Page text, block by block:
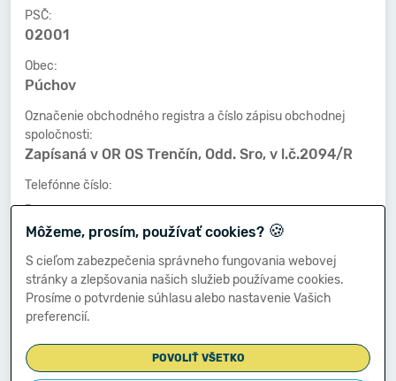
PSČ:
02001
Obec:
Púchov
Označenie obchodného registra a číslo zápisu obchodnej
spoločnosti:
Zapísaná v OR OS Trenčín, Odd. Sro, v l.č.2094/R
Telefónne číslo:
-
Faxové číslo:
-
E-mailová adresa:
-
Zostavená dňa:
Môžeme, prosím, používať cookies? 🍪
S cieľom zabezpečenia správneho fungovania webovej
stránky a zlepšovania našich služieb používame cookies.
Prosíme o potvrdenie súhlasu alebo nastavenie Vašich
preferencií.
POVOLIŤ VŠETKO